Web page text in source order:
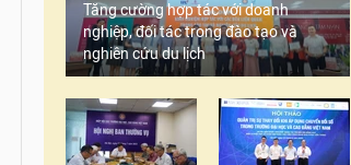
Tăng cường hợp tác với doanh
nghiệp, đối tác trong đào tạo và
nghiên cứu du lịch